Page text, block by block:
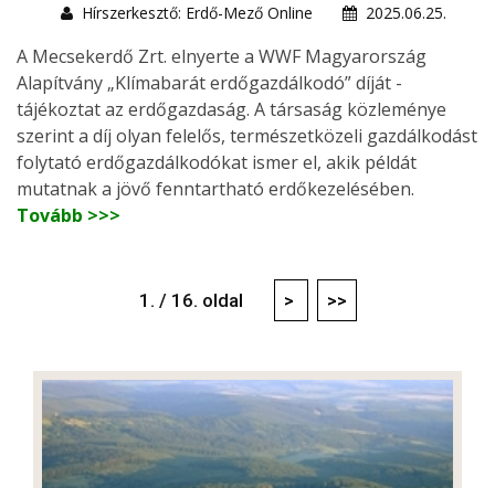
Hírszerkesztő: Erdő-Mező Online
2025.06.25.
A Mecsekerdő Zrt. elnyerte a WWF Magyarország
Alapítvány „Klímabarát erdőgazdálkodó” díját -
tájékoztat az erdőgazdaság. A társaság közleménye
szerint a díj olyan felelős, természetközeli gazdálkodást
folytató erdőgazdálkodókat ismer el, akik példát
mutatnak a jövő fenntartható erdőkezelésében.
Tovább >>>
1. / 16. oldal > >>